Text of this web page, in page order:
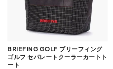
BRIEFING GOLF ブリーフィング
ゴルフ セパレートクーラーカートト
ート